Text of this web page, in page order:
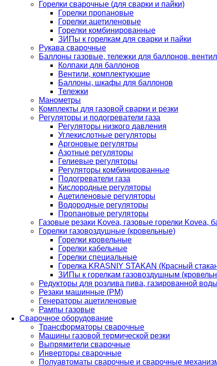
Горелки сварочные (для сварки и пайки)
Горелки пропановые
Горелки ацетиленовые
Горелки комбинированные
ЗИПы к горелкам для сварки и пайки
Рукава сварочные
Баллоны газовые, тележки для баллонов,
Колпаки для баллонов
Вентили, комплектующие
Баллоны, шкафы для баллонов
Тележки
Манометры
Комплекты для газовой сварки и резки
Регуляторы и подогреватели газа
Регуляторы низкого давления
Углекислотные регуляторы
Аргоновые регулятры
Азотные регуляторы
Гелиевые регуляторы
Регуляторы комбинированные
Подогреватели газа
Кислородные регуляторы
Ацетиленовые регуляторы
Водородные регуляторы
Пропановые регуляторы
Газовые резаки Kovea, газовые горелки Kovea,
Горелки газовоздушные (кровельные)
Горелки кровельные
Горелки кабельные
Горелки специальные
Горелка KRASNIY STAKAN (Красный
ЗИПы к горелкам газовоздушным
Редукторы для розлива пива, газированной
Резаки машинные (РМ)
Генераторы ацетиленовые
Рампы газовые
Сварочное оборудование
Трансформаторы сварочные
Машины газовой термической резки
Выпрямители сварочные
Инверторы сварочные
Полуавтоматы сварочные и сварочные